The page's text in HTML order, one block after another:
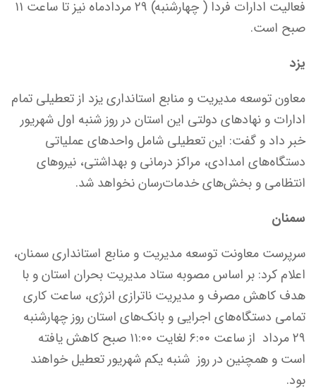
فعالیت ادارات فردا ( چهارشنبه) ۲۹ مردادماه نیز تا ساعت ۱۱
صبح است.
یزد
معاون توسعه مدیریت و منابع استانداری یزد از تعطیلی تمام
ادارات و نهادهای دولتی این استان در روز شنبه اول شهریور
خبر داد و گفت: این تعطیلی شامل واحدهای عملیاتی
دستگاه‌های امدادی، مراکز درمانی و بهداشتی، نیروهای
انتظامی و بخش‌های خدمات‌رسان نخواهد شد.
سمنان
سرپرست معاونت توسعه مدیریت و منابع استانداری سمنان،
اعلام کرد: بر اساس مصوبه ستاد مدیریت بحران استان و با
هدف کاهش مصرف و مدیریت ناترازی انرژی، ساعت کاری
تمامی دستگاه‌های اجرایی و بانک‌های استان روز چهارشنبه
۲۹ مرداد از ساعت ۶:٠٠ لغایت ١١:٠٠ صبح کاهش یافته
است و همچنین در روز شنبه یکم شهریور تعطیل خواهند
بود.